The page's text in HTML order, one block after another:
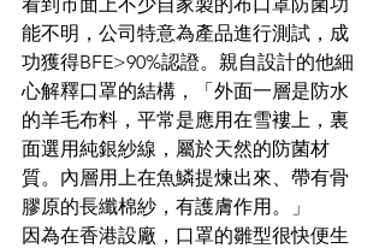
能不明，公司特意為產品進行測試，成
功獲得BFE>90%認證。親自設計的他細
心解釋口罩的結構，「外面一層是防水
的羊毛布料，平常是應用在雪褸上，裏
面選用純銀紗線，屬於天然的防菌材
質。內層用上在魚鱗提煉出來、帶有骨
膠原的長纖棉紗，有護膚作用。」
因為在香港設廠，口罩的雛型很快便生